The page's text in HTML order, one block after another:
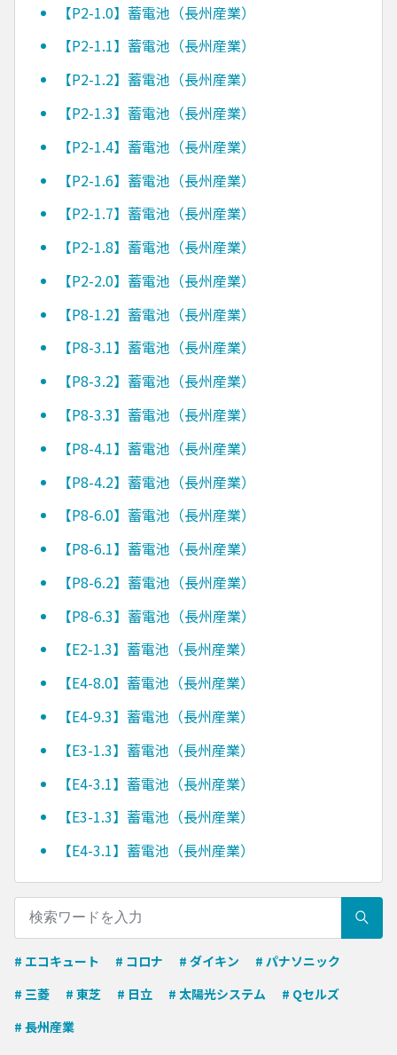
【P2-1.0】蓄電池（長州産業）
【P2-1.1】蓄電池（長州産業）
【P2-1.2】蓄電池（長州産業）
【P2-1.3】蓄電池（長州産業）
【P2-1.4】蓄電池（長州産業）
【P2-1.6】蓄電池（長州産業）
【P2-1.7】蓄電池（長州産業）
【P2-1.8】蓄電池（長州産業）
【P2-2.0】蓄電池（長州産業）
【P8-1.2】蓄電池（長州産業）
【P8-3.1】蓄電池（長州産業）
【P8-3.2】蓄電池（長州産業）
【P8-3.3】蓄電池（長州産業）
【P8-4.1】蓄電池（長州産業）
【P8-4.2】蓄電池（長州産業）
【P8-6.0】蓄電池（長州産業）
【P8-6.1】蓄電池（長州産業）
【P8-6.2】蓄電池（長州産業）
【P8-6.3】蓄電池（長州産業）
【E2-1.3】蓄電池（長州産業）
【E4-8.0】蓄電池（長州産業）
【E4-9.3】蓄電池（長州産業）
【E3-1.3】蓄電池（長州産業）
【E4-3.1】蓄電池（長州産業）
【E3-1.3】蓄電池（長州産業）
【E4-3.1】蓄電池（長州産業）
# エコキュート # コロナ # ダイキン
# パナソニック
# 三菱
# 東芝 # 日立 # 太陽光システム
# Qセルズ
# 長州産業